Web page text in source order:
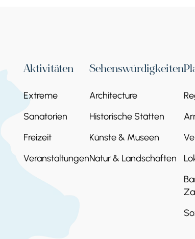
Aktivitäten
Extreme
Sanatorien
Freizeit
Veranstaltungen
Sehenswürdigkeiten
Architecture
Historische Stätten
Künste & Museen
Natur & Landschaften